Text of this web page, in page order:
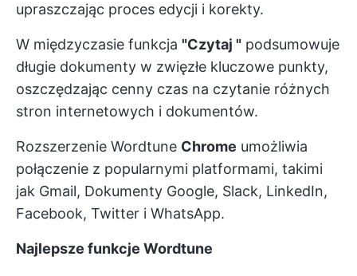
upraszczając proces edycji i korekty.
W międzyczasie funkcja "Czytaj " podsumowuje
długie dokumenty w zwięzłe kluczowe punkty,
oszczędzając cenny czas na czytanie różnych
stron internetowych i dokumentów.
Rozszerzenie Wordtune Chrome umożliwia
połączenie z popularnymi platformami, takimi
jak Gmail, Dokumenty Google, Slack, LinkedIn,
Facebook, Twitter i WhatsApp.
Najlepsze funkcje Wordtune